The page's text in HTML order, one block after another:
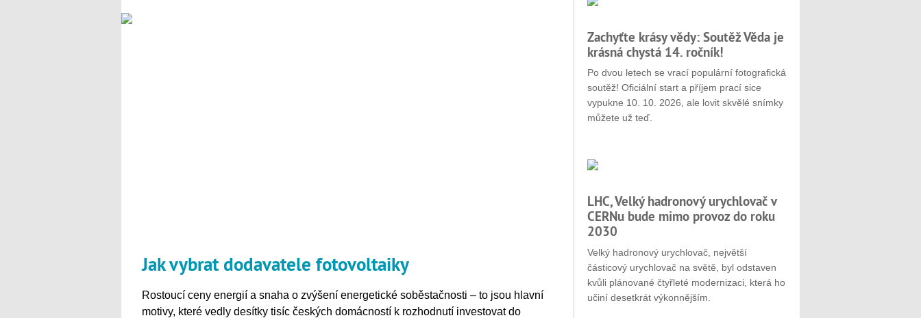
Jak vybrat dodavatele fotovoltaiky
Rostoucí ceny energií a snaha o zvýšení energetické soběstačnosti – to jsou hlavní
motivy, které vedly desítky tisíc českých domácností k rozhodnutí investovat do
Zachyťte krásy vědy: Soutěž Věda je
krásná chystá 14. ročník!
Po dvou letech se vrací populární fotografická
soutěž! Oficiální start a příjem prací sice
vypukne 10. 10. 2026, ale lovit skvělé snímky
můžete už teď.
LHC, Velký hadronový urychlovač v
CERNu bude mimo provoz do roku
2030
Velký hadronový urychlovač, největší
částicový urychlovač na světě, byl odstaven
kvůli plánované čtyřleté modernizaci, která ho
učiní desetkrát výkonnějším.